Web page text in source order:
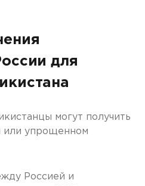
для
могут получить
или упрощенном
Россией и